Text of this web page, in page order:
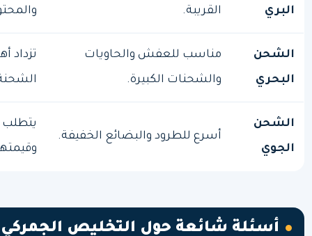
البري القريبة.
الشحن
البحري
مناسب للعفش والحاويات
والشحنات الكبيرة.
تزداد
الشحن
الجوي
أسرع للطرود والبضائع الخفيفة.
يتطلب
أسئلة شائعة حول التخليص الجمركي